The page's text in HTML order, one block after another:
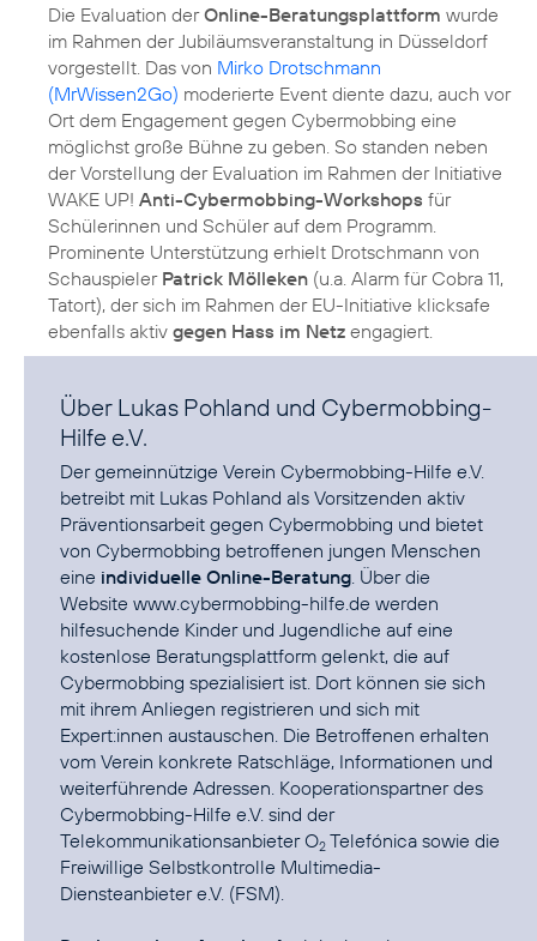
Die Evaluation derOnline-Beratungsplattform wurde
im Rahmen der Jubiläumsveranstaltung in Düsseldorf
vorgestellt. Das von Mirko Drotschmann
(MrWissen2Go) moderierte Event diente dazu, auch vor
Ort dem Engagement gegen Cybermobbing eine
möglichst große Bühne zu geben. So standen neben
der Vorstellung der Evaluation im Rahmen der Initiative
WAKE UP! Anti-Cybermobbing-Workshops für
Schülerinnen und Schüler auf dem Programm.
Prominente Unterstützung erhielt Drotschmann von
Schauspieler Patrick Mölleken (u.a. Alarm für Cobra 11,
Tatort), der sich im Rahmen der EU-Initiative klicksafe
ebenfalls aktiv gegen Hass im Netz
Über Lukas Pohland und Cybermobbing-
Hilfe e.V.
Der gemeinnützige Verein Cybermobbing-Hilfe e.V.
betreibt mit Lukas Pohland als Vorsitzenden aktiv
Präventionsarbeit gegen Cybermobbing und bietet
von Cybermobbing betroffenen jungen Menschen
eine individuelle Online-Beratung . Über die
Website www.cybermobbing-hilfe.de werden
hilfesuchende Kinder und Jugendliche auf eine
kostenlose Beratungsplattform gelenkt, die auf
Cybermobbing spezialisiert ist. Dort können sie sich
mit ihrem Anliegen registrieren und sich mit
Expert:innen austauschen. Die Betroffenen erhalten
vom Verein konkrete Ratschläge, Informationen und
weiterführende Adressen. Kooperationspartner des
Cybermobbing-Hilfe e.V. sind der
Telekommunikationsanbieter O2 Telefónica sowie die
Freiwillige Selbstkontrolle Multimedia-
Diensteanbieter e.V. (FSM).